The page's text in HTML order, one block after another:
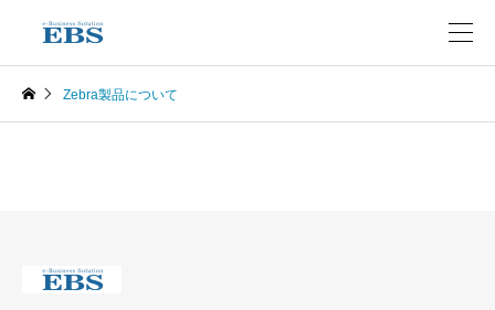
Zebra製品について
Zebra製品について